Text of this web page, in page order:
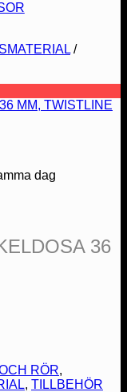
/
dag
36
RÖR,
, TILLBEHÖR